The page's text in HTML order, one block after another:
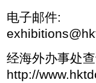
电子邮件:
经海外办事处
http://